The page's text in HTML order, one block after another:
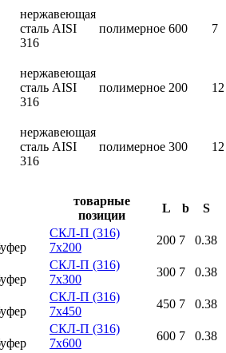
нержавеющая
сталь AISI
316
полимерное 600 7
нержавеющая
сталь AISI
316
полимерное 200 12
нержавеющая
сталь AISI
316
полимерное 300 12
товарные
позиции
L b
S
СКЛ-П (316)
7х200
200 7
0.38
СКЛ-П (316)
7х300
300 7
0.38
СКЛ-П (316)
7х450
450 7
0.38
СКЛ-П (316)
7х600
600 7
0.38